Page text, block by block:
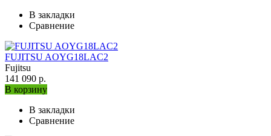
В закладки
Сравнение
FUJITSU AOYG18LAC2
Fujitsu
141 090 р.
В корзину
В закладки
Сравнение